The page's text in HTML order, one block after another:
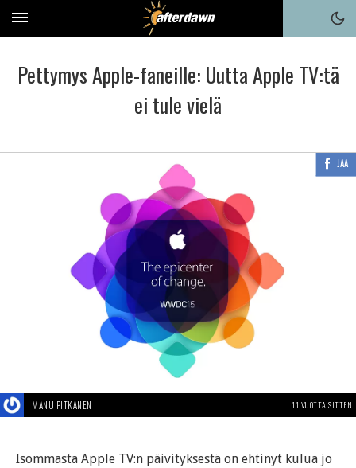
Pettymys Apple-faneille: Uutta Apple TV:tä
ei tule vielä
JAA
MANU PITKÄNEN 11 VUOTTA SITTEN
Isommasta Apple TV:n päivityksestä on ehtinyt kulua jo